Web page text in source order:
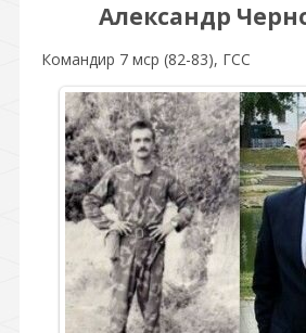
Александр
Командир 7 мср (82-83), ГСС